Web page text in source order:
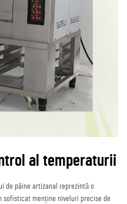
al temperaturii
de pâine artizanal reprezintă o
sofisticat menține niveluri precise de